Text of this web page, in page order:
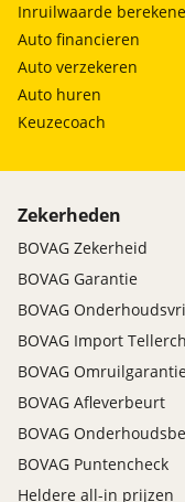
Inruilwaarde
Auto financieren
Auto verzekeren
Auto huren
Keuzecoach
Zekerheden
BOVAG Zekerheid
BOVAG Garantie
BOVAG
BOVAG Import
BOVAG
BOVAG Afleverbeurt
BOVAG
BOVAG Puntencheck
Heldere all-in prijzen